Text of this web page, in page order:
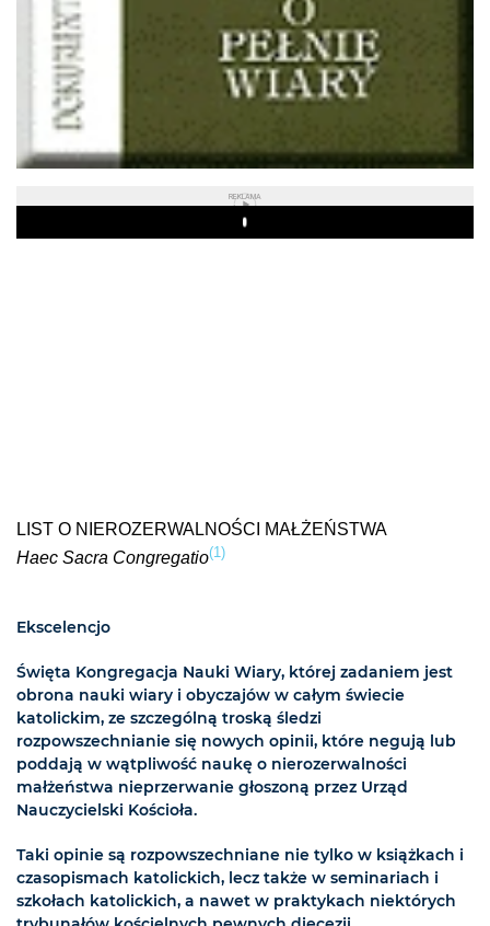
REKLAMA
Play
LIST O NIEROZERWALNOŚCI MAŁŻEŃSTWA
Haec Sacra Congregatio(1)
Ekscelencjo
Święta Kongregacja Nauki Wiary, której zadaniem jest
obrona nauki wiary i obyczajów w całym świecie
katolickim, ze szczególną troską śledzi
rozpowszechnianie się nowych opinii, które negują lub
poddają w wątpliwość naukę o nierozerwalności
małżeństwa nieprzerwanie głoszoną przez Urząd
Nauczycielski Kościoła.
Taki opinie są rozpowszechniane nie tylko w książkach i
czasopismach katolickich, lecz także w seminariach i
szkołach katolickich, a nawet w praktykach niektórych